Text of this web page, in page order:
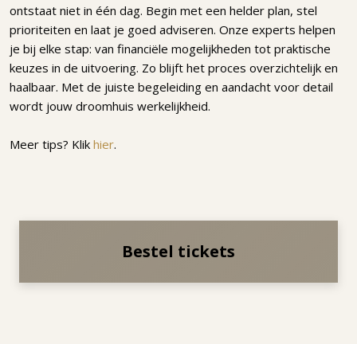
ontstaat niet in één dag. Begin met een helder plan, stel
prioriteiten en laat je goed adviseren. Onze experts helpen
je bij elke stap: van financiële mogelijkheden tot praktische
keuzes in de uitvoering. Zo blijft het proces overzichtelijk en
haalbaar. Met de juiste begeleiding en aandacht voor detail
wordt jouw droomhuis werkelijkheid.
Meer tips? Klik hier.
Bestel tickets